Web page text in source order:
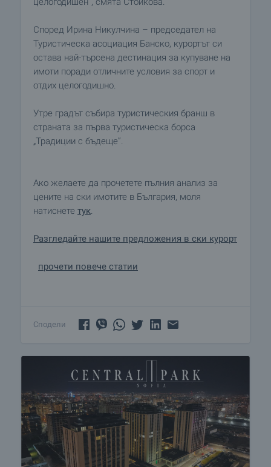
Според Ирина Никулчина – председател на
Туристическа асоциация Банско, курортът си
остава най-търсена дестинация за купуване на
имоти поради отличните условия за спорт и
отдих целогодишно.
Утре градът събира туристическия бранш в
страната за първа туристическа борса
„Традиции с бъдеще”.
Ако желаете да прочетете пълния анализ за
цените на ски имотите в България, моля
натиснете тук.
Разгледайте нашите предложения в ски курорт
прочети повече статии
Сподели